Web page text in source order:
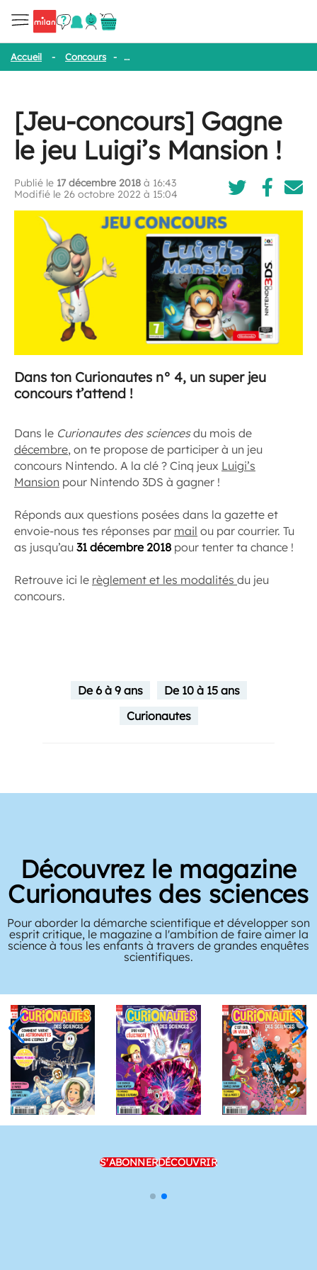
Accueil - Concours - [Jeu-concours] Gagne le jeu Luigi’s Mansion
[Jeu-concours] Gagne
le jeu Luigi’s Mansion !
Publié le 17 décembre 2018 à 16:43
Modifié le 26 octobre 2022 à 15:04
Dans ton Curionautes n° 4, un super jeu
concours t’attend !
Dans le Curionautes des sciencesdu mois de
décembre, on te propose de participer à un jeu
concours Nintendo. A la clé ? Cinq jeux Luigi’s
Mansion pour Nintendo 3DS à gagner !
Réponds aux questions posées dans la gazette et
envoie-nous tes réponses par mail ou par courrier. Tu
as jusqu’au 31 décembre 2018 pour tenter ta chance !
Retrouve ici le règlement et les modalités du jeu
concours.
De 6 à 9 ans
De 10 à 15 ans
Curionautes
Découvrez le magazine
Curionautes des sciences
Pour aborder la démarche scientifique et développer son
esprit critique, le magazine a l'ambition de faire aimer la
science à tous les enfants à travers de grandes enquêtes
scientifiques.
S'ABONNERDÉCOUVRIR